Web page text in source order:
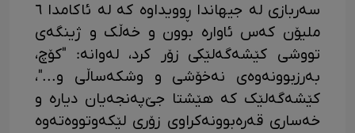
سەربازی لە جیهاندا ڕوویداوە کە لە ئاکامدا ٦
ملیۆن کەس ئاوارە بوون و خەڵک و ژینگەی
تووشی کێشەگەلێکی زۆر کرد، لەوانە: "کۆچ،
بەرزبوونەوەی نەخۆشی و وشکەساڵی و..."،
کێشەگەلێک کە هێشتا جێ‌پەنجەیان دیارە و
خەساری قەرەبوونەکراوی زۆری لێکەوتووەتەوە